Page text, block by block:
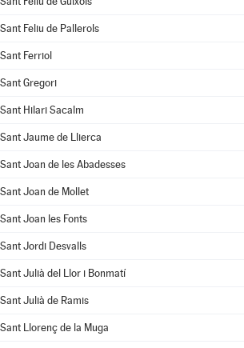
Sant Feliu de Pallerols
Sant Ferriol
Sant Gregori
Sant Hilari Sacalm
Sant Jaume de Llierca
Sant Joan de les Abadesses
Sant Joan de Mollet
Sant Joan les Fonts
Sant Jordi Desvalls
Sant Julià del Llor i Bonmatí
Sant Julià de Ramis
Sant Llorenç de la Muga